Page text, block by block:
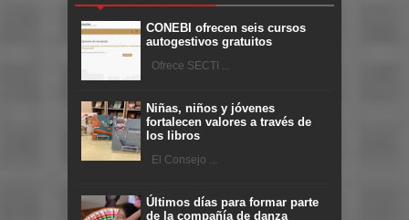
CONEBI ofrecen seis cursos
autogestivos gratuitos
Ofrece SECTI ...
Niñas, niños y jóvenes
fortalecen valores a través de
los libros
El Consejo ...
Últimos días para formar parte
de la compañía de danza